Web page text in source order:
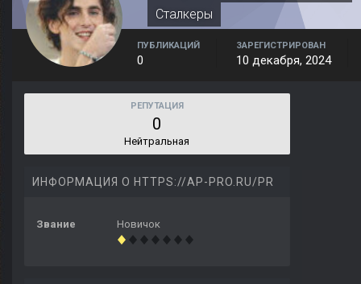
Сталкеры
ПУБЛИКАЦИЙ
0
ЗАРЕГИСТРИРОВАН
10 декабря, 2024
РЕПУТАЦИЯ
0
Нейтральная
ИНФОРМАЦИЯ О HTTPS://AP-PRO.RU/PR
Звание Новичок